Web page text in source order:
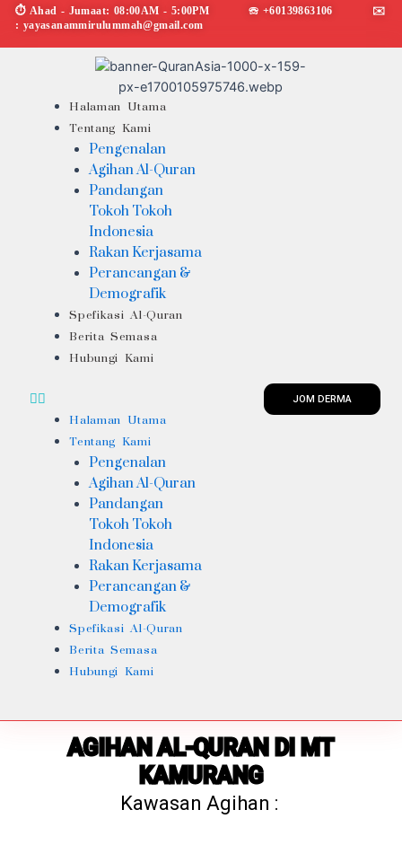
Skip
content
⏱︎ Ahad - Jumaat: 08:00AM - 5:00PM ☏ +60139863106 ✉︎
: yayasanammirulummah@gmail.com
Halaman Utama
Tentang Kami
Pengenalan
Agihan Al-Quran
Pandangan
Tokoh Tokoh
Indonesia
Rakan Kerjasama
Perancangan &
Demografik
Spefikasi Al-Quran
Berita Semasa
Hubungi Kami
Menu
Halaman Utama
Tentang Kami
Pengenalan
Agihan Al-Quran
Pandangan
Tokoh Tokoh
Indonesia
Rakan Kerjasama
Perancangan &
Demografik
Spefikasi Al-Quran
Berita Semasa
Hubungi Kami
JOM DERMA
AGIHAN AL-QURAN DI MT
KAMURANG
Kawasan Agihan :